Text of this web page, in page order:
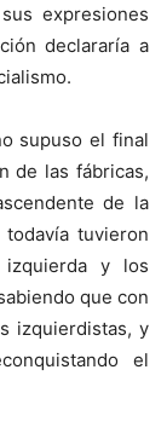
expresiones
declararía a
supuso el final
de las fábricas,
de la
tuvieron
y los
que con
izquierdistas, y
el